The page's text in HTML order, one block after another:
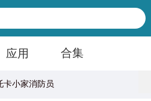
应用 合集
卡小家消防员